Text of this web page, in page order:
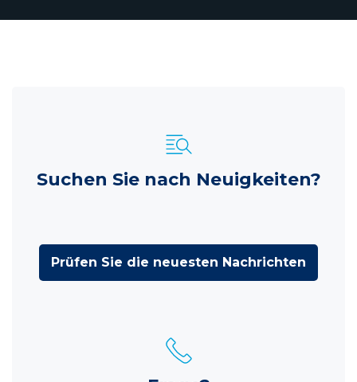
Suchen Sie nach Neuigkeiten?
Prüfen Sie die neuesten Nachrichten